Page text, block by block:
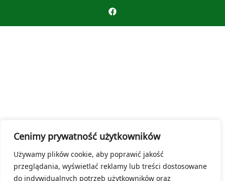
Cenimy prywatność użytkowników
Używamy plików cookie, aby poprawić jakość
przeglądania, wyświetlać reklamy lub treści dostosowane
do indywidualnych potrzeb użytkowników oraz